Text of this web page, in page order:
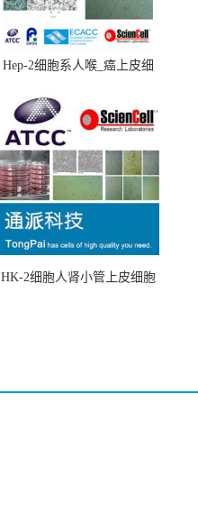
Hep-2细胞系人喉_癌上皮细
HK-2细胞人肾小管上皮细胞